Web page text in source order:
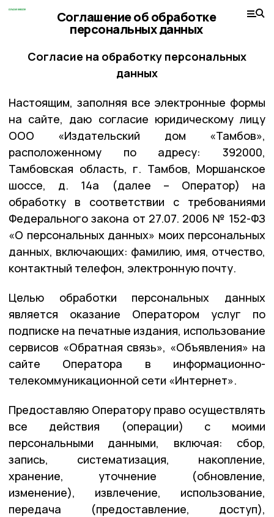
Соглашение об обработке
персональных данных
Согласие на обработку персональных
данных
Настоящим, заполняя все электронные формы
на сайте, даю согласие юридическому лицу
ООО «Издательский дом «Тамбов»,
расположенному по адресу: 392000,
Тамбовская область, г. Тамбов, Моршанское
шоссе, д. 14а (далее – Оператор) на
обработку в соответствии с требованиями
Федерального закона от 27.07. 2006 № 152-ФЗ
«О персональных данных» моих персональных
данных, включающих: фамилию, имя, отчество,
контактный телефон, электронную почту.
Целью обработки персональных данных
является оказание Оператором услуг по
подписке на печатные издания, использование
сервисов «Обратная связь», «Объявления» на
сайте Оператора в информационно-
телекоммуникационной сети «Интернет».
Предоставляю Оператору право осуществлять
все действия (операции) с моими
персональными данными, включая: сбор,
запись, систематизация, накопление,
хранение, уточнение (обновление,
изменение), извлечение, использование,
передача (предоставление, доступ),